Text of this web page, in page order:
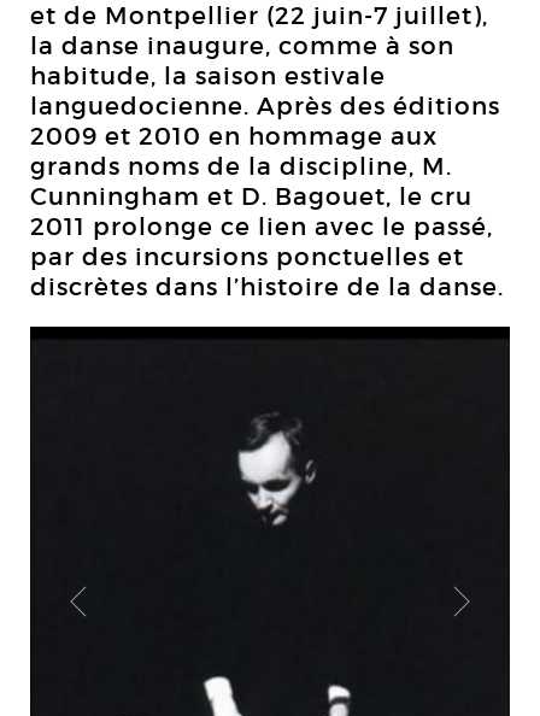
et de Montpellier (22 juin-7 juillet),
la danse inaugure, comme à son
habitude, la saison estivale
languedocienne. Après des éditions
2009 et 2010 en hommage aux
grands noms de la discipline, M.
Cunningham et D. Bagouet, le cru
2011 prolonge ce lien avec le passé,
par des incursions ponctuelles et
discrètes dans l’histoire de la danse.